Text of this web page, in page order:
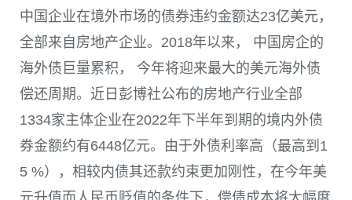
中国企业在境外市场的债券违约金额达23亿美元，
全部来自房地产企业。 2018年以来， 中国房企的
海外债巨量累积， 今年将迎来最大的美元海外债
偿还周期。近日彭博社公布的房地产行业全部
1334家主体企业在2022年下半年到期的境内外债
券金额约有6448亿元。由于外债利率高（最高到1
5 %），相较内债其还款约束更加刚性，在今年美